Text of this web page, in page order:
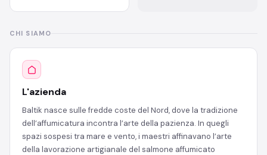
miglior salmone e la vivace nota
boccone. Un antipasto gourmet
tavola con sapori autentici e
CHI SIAMO
L'azienda
Baltik nasce sulle fredde coste del Nord, dove la tradizione
dell’affumicatura incontra l’arte della pazienza. In quegli
spazi sospesi tra mare e vento, i maestri affinavano l’arte
della lavorazione artigianale del salmone affumicato